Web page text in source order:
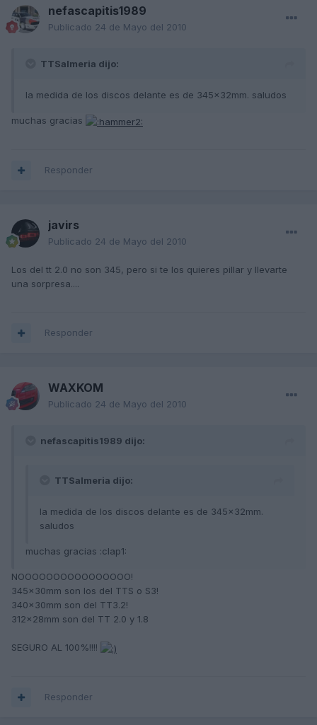
nefascapitis1989
Publicado 24 de Mayo del 2010
TTSalmeria dijo:
la medida de los discos delante es de 345x32mm. saludos
muchas gracias
Responder
javirs
Publicado 24 de Mayo del 2010
Los del tt 2.0 no son 345, pero si te los quieres pillar y llevarte
una sorpresa....
Responder
WAXKOM
Publicado 24 de Mayo del 2010
nefascapitis1989 dijo:
TTSalmeria dijo:
la medida de los discos delante es de 345x32mm.
saludos
muchas gracias :clap1:
NOOOOOOOOOOOOOOOO!
345x30mm son los del TTS o S3!
340x30mm son del TT3.2!
312x28mm son del TT 2.0 y 1.8
SEGURO AL 100%!!!!
Responder